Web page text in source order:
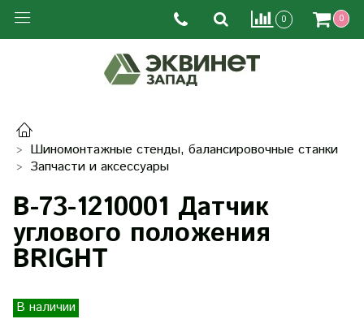
0 0
Шиномонтажные стенды, балансировочные станки
Запчасти и аксессуары
B-73-1210001 Датчик
углового положения
BRIGHT
В наличии